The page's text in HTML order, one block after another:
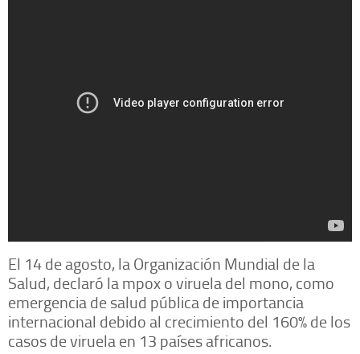
El 14 de agosto, la Organización Mundial de la
Salud, declaró la mpox o viruela del mono, como
emergencia de salud pública de importancia
internacional debido al crecimiento del 160% de los
casos de viruela en 13 países africanos.